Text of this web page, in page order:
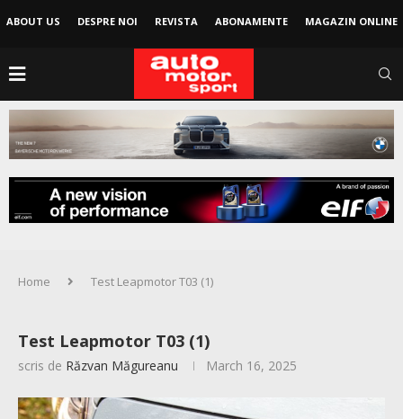
ABOUT US DESPRE NOI REVISTA ABONAMENTE MAGAZIN ONLINE
Home Test Leapmotor T03 (1)
Test Leapmotor T03 (1)
scris de Răzvan Măgureanu March 16, 2025